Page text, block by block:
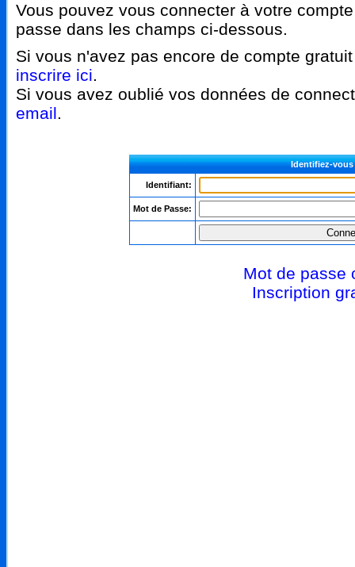
Vous pouvez vous connecter à votre
passe dans les champs ci-dessous.
Si vous n'avez pas encore de compte
inscrire ici.
Si vous avez oublié vos données de
email.
Identifiez-vous
Identifiant:
Mot de Passe:
Mot de passe
Inscription